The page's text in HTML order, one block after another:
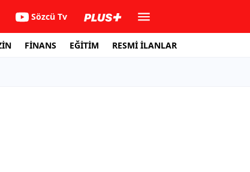
Sözcü Tv
FİNANS EĞİTİM RESMİ İLANLAR